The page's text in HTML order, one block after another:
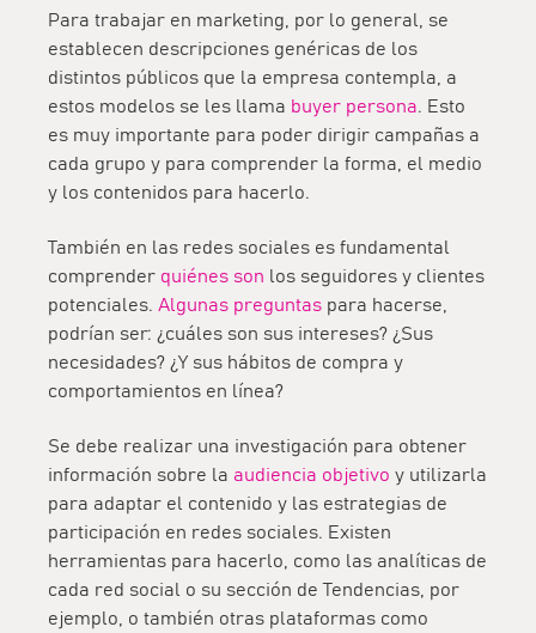
Para trabajar en marketing, por lo general, se
establecen descripciones genéricas de los
distintos públicos que la empresa contempla, a
estos modelos se les llama buyer persona. Esto
es muy importante para poder dirigir campañas a
cada grupo y para comprender la forma, el medio
y los contenidos para hacerlo.
También en las redes sociales es fundamental
comprender quiénes son los seguidores y clientes
potenciales. Algunas preguntas para hacerse,
podrían ser: ¿cuáles son sus intereses? ¿Sus
necesidades? ¿Y sus hábitos de compra y
comportamientos en línea?
Se debe realizar una investigación para obtener
información sobre la audiencia objetivo y utilizarla
para adaptar el contenido y las estrategias de
participación en redes sociales. Existen
herramientas para hacerlo, como las analíticas de
cada red social o su sección de Tendencias, por
ejemplo, o también otras plataformas como